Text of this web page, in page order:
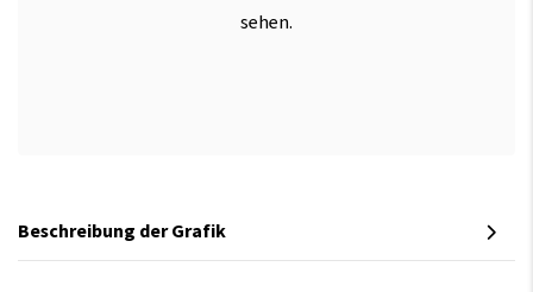
sehen.
Beschreibung der Grafik